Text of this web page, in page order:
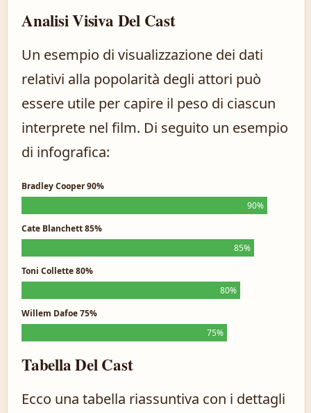
Analisi Visiva Del Cast
Un esempio di visualizzazione dei dati
relativi alla popolarità degli attori può
essere utile per capire il peso di ciascun
interprete nel film. Di seguito un esempio
di infografica:
Bradley Cooper 90%
90%
Cate Blanchett 85%
85%
Toni Collette 80%
80%
Willem Dafoe 75%
75%
Tabella Del Cast
Ecco una tabella riassuntiva con i dettagli